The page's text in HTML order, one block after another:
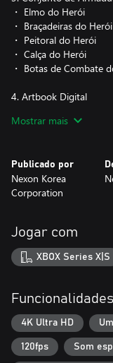
・ Elmo do Herói
・ Braçadeiras do Herói
・ Peitoral do Herói
・ Calça do Herói
・ Botas de Combate
4. Artbook Digital
jogo, pode ser
obtidos através da
DELUXE EDITION e
mais tarde.
mas também é
tornando-os conjuntos
※ Os conjuntos podem
missão 2 através do
para receber os itens.
[Sobre o Jogo]
Experimente um jogo
Khazan. Ambientado
Mostrar mais
Publicado por
Nexon Korea
Corporation
Jogar com
XBOX Series X|S
Funcionalidades
4K Ultra HD
120fps Som